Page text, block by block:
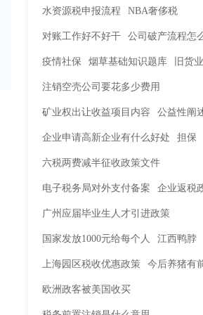
水资源税申报流程 NBA奢侈税
对账工作好不好干 公司破产流程怎
疫情社保 烟草基础知识题库 旧货
注销空壳公司要花多少费用
矿业权出让收益项目内容 公益性阐
企业申请高新企业有什么好处 担保
六税两费减半征收政策文件
电子税务局对外支付备案 企业返税
广州应届毕业生人才引进政策
国家发放1000元给每个人 江西鸭脖
上海园区税收优惠政策 今后养猪有
欧洲政客被美国收买